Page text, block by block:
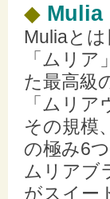
◆
Muliaと
「ムリ
た最高級
「ムリ
その規模
の極み6
ムリアブ
がスイー